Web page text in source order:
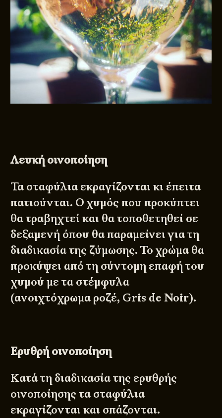
Λευκή οινοποίηση
Τα σταφύλια εκραγίζονται κι έπειτα
πατιούνται. Ο χυμός που προκύπτει
θα τραβηχτεί και θα τοποθετηθεί σε
δεξαμενή όπου θα παραμείνει για τη
διαδικασία της ζύμωσης. Το χρώμα θα
προκύψει από τη σύντομη επαφή του
χυμού με τα στέμφυλα
(ανοιχτόχρωμα ροζέ, Gris de Noir).
Ερυθρή οινοποίηση
Κατά τη διαδικασία της ερυθρής
οινοποίησης τα σταφύλια
εκραγίζονται και σπάζονται.